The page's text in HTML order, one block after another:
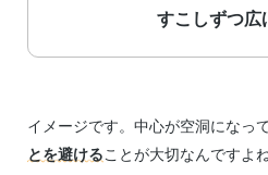
すこしずつ広
イメージです。中心が空洞になっ
とを避けることが大切なんですよね